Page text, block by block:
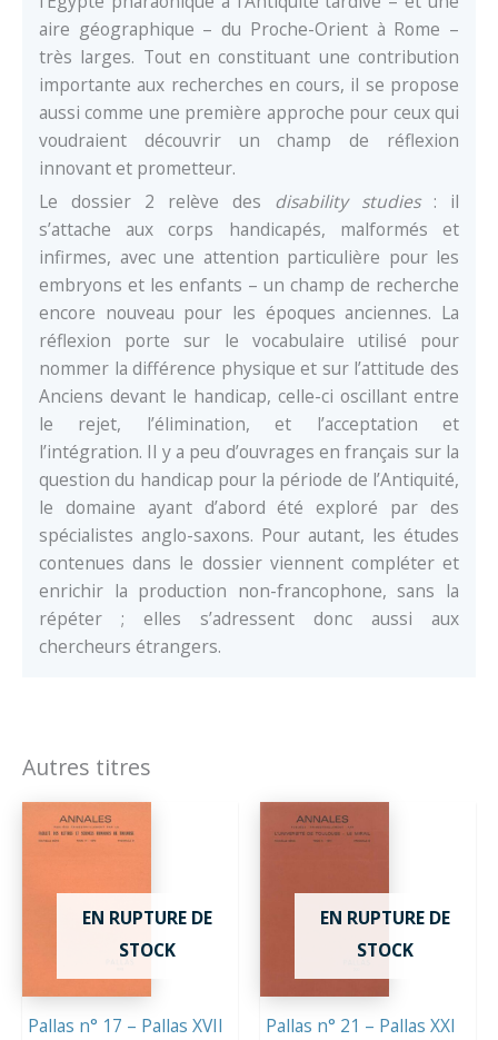
aire géographique – du Proche-Orient à Rome –
très larges. Tout en constituant une contribution
importante aux recherches en cours, il se propose
aussi comme une première approche pour ceux qui
voudraient découvrir un champ de réflexion
innovant et prometteur.
Le dossier 2 relève des disability studies: il
s’attache aux corps handicapés, malformés et
infirmes, avec une attention particulière pour les
embryons et les enfants – un champ de recherche
encore nouveau pour les époques anciennes. La
réflexion porte sur le vocabulaire utilisé pour
nommer la différence physique et sur l’attitude des
Anciens devant le handicap, celle-ci oscillant entre
le rejet, l’élimination, et l’acceptation et
l’intégration. Il y a peu d’ouvrages en français sur la
question du handicap pour la période de l’Antiquité,
le domaine ayant d’abord été exploré par des
spécialistes anglo-saxons. Pour autant, les études
contenues dans le dossier viennent compléter et
enrichir la production non-francophone, sans la
répéter ; elles s’adressent donc aussi aux
chercheurs étrangers.
Autres titres
EN RUPTURE DE
STOCK
Pallas n° 17 – Pallas XVII
EN RUPTURE DE
STOCK
Pallas n° 21 – Pallas XXI